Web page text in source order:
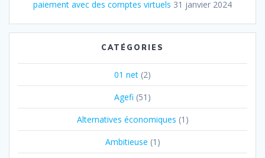
paiement avec des comptes virtuels 31 janvier 2024
CATÉGORIES
01 net (2)
Agefi (51)
Alternatives économiques (1)
Ambitieuse (1)